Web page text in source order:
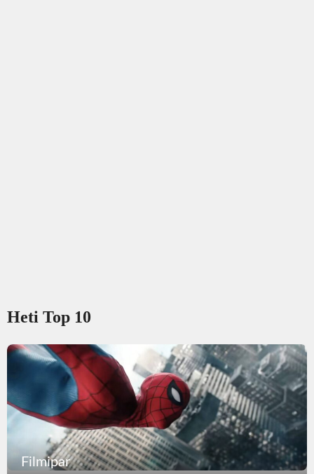
Heti Top 10
Filmipar